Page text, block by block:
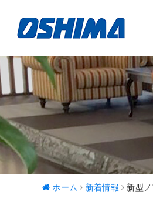
ホーム 新着情報 新型